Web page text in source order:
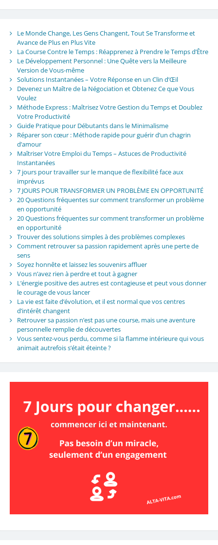
Le Monde Change, Les Gens Changent, Tout Se Transforme et
Avance de Plus en Plus Vite
La Course Contre le Temps : Réapprenez à Prendre le Temps d’Être
Le Développement Personnel : Une Quête vers la Meilleure
Version de Vous-même
Solutions Instantanées – Votre Réponse en un Clin d’Œil
Devenez un Maître de la Négociation et Obtenez Ce que Vous
Voulez
Méthode Express : Maîtrisez Votre Gestion du Temps et Doublez
Votre Productivité
Guide Pratique pour Débutants dans le Minimalisme
Réparer son cœur : Méthode rapide pour guérir d’un chagrin
d’amour
Maîtriser Votre Emploi du Temps – Astuces de Productivité
Instantanées
7 jours pour travailler sur le manque de flexibilité face aux
imprévus
7 JOURS POUR TRANSFORMER UN PROBLÈME EN OPPORTUNITÉ
20 Questions fréquentes sur comment transformer un problème
en opportunité
20 Questions fréquentes sur comment transformer un problème
en opportunité
Trouver des solutions simples à des problèmes complexes
Comment retrouver sa passion rapidement après une perte de
sens
Soyez honnête et laissez les souvenirs affluer
Vous n’avez rien à perdre et tout à gagner
L’énergie positive des autres est contagieuse et peut vous donner
le courage de vous lancer
La vie est faite d’évolution, et il est normal que vos centres
d’intérêt changent
Retrouver sa passion n’est pas une course, mais une aventure
personnelle remplie de découvertes
Vous sentez-vous perdu, comme si la flamme intérieure qui vous
animait autrefois s’était éteinte ?